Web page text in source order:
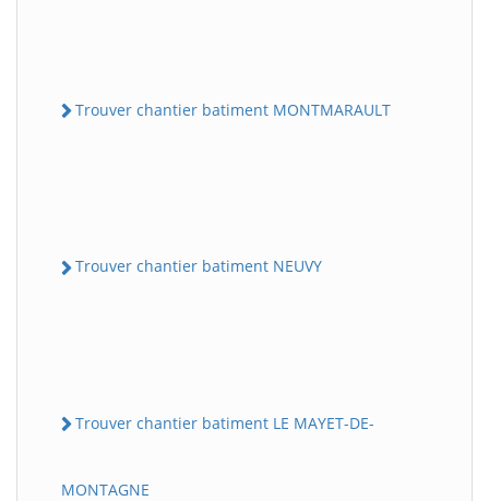
Trouver chantier batiment MONTMARAULT
Trouver chantier batiment NEUVY
Trouver chantier batiment LE MAYET-DE-
MONTAGNE